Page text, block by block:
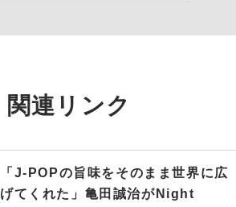
関連リンク
「J-POPの旨味をそのまま世界に広
げてくれた」亀田誠治がNight